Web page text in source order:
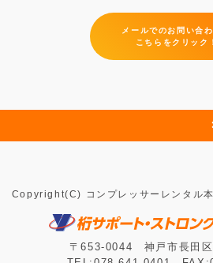
メールでのお問い合
こちらをクリック！
Copyright(C) コンプレッサーレンタ
〒653-0044 神戸市長田区